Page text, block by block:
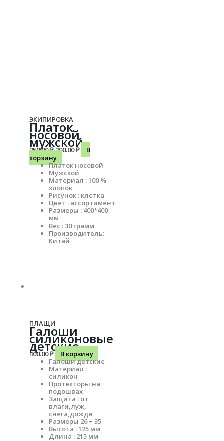
ЭКИПИРОВКА
Платок
носовой
мужской
250.00₽200.00₽
В
корзину
Платок носовой
Мужской
Материал : 100 %
хлопок
Рисунок : клетка
Цвет : ассортимент
Размеры : 400*400
мм
Вес : 30 грамм
Производитель:
Китай
ПЛАЩИ
Галоши
силиконовые
детские
400.00₽
В корзину
Галоши детские
Материал :
силикон
Протекторы на
подошвах
Защита : от
влаги,луж,
снега,дождя
Размеры 26 ÷ 35
Высота : 125 мм
Длина : 215 мм